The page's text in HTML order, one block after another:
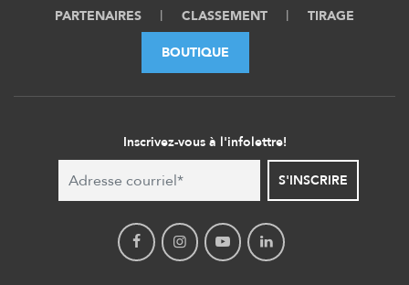
PARTENAIRES
CLASSEMENT TIRAGE
BOUTIQUE
Inscrivez-vous à l'infolettre!
S'INSCRIRE